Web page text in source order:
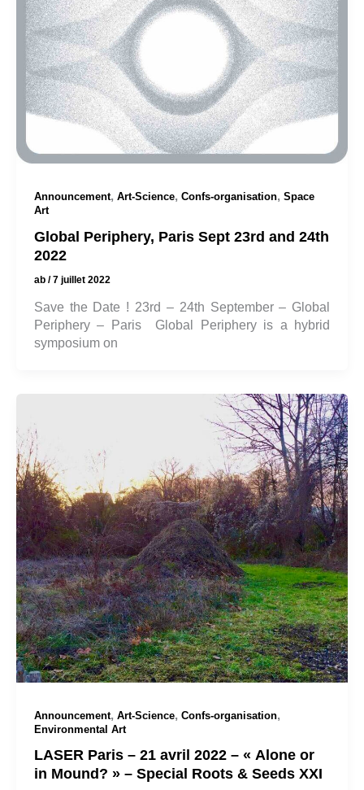
Announcement, Art-Science, Confs-organisation, Space
Art
Global Periphery, Paris Sept 23rd and 24th
2022
ab /7 juillet 2022
Save the Date ! 23rd – 24th September – Global
Periphery – Paris Global Periphery is a hybrid
symposium on
Announcement, Art-Science, Confs-organisation,
Environmental Art
LASER Paris – 21 avril 2022 – « Alone or
in Mound? » – Special Roots & Seeds XXI